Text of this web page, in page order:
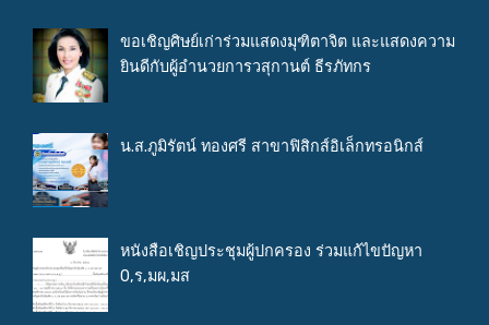
ขอเชิญศิษย์เก่าร่วมแสดงมุฑิตาจิต และแสดงความ
ยินดีกับผู้อำนวยการวสุกานต์ ธีรภัทกร
น.ส.ภูมิรัตน์ ทองศรี สาขาฟิสิกส์อิเล็กทรอนิกส์
หนังสือเชิญประชุมผู้ปกครอง ร่วมแก้ไขปัญหา
0,ร,มผ,มส